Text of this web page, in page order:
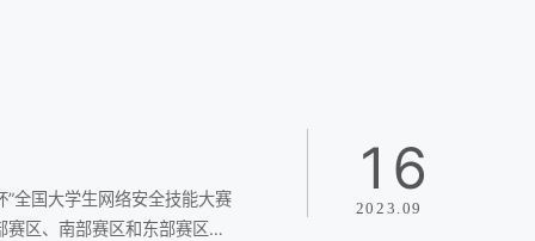
全国大学生网络安全技能大赛
区、南部赛区和东部赛区同
16
2023.09